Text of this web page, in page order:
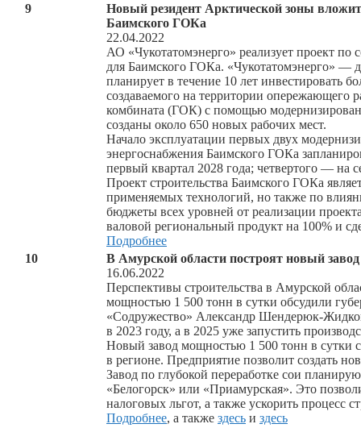
9
Новый резидент Арктической зоны
Баимского ГОКа
22.04.2022
АО «Чукотатомэнерго» реализует проект
для Баимского ГОКа. «Чукотатомэнерго» —
планирует в течение 10 лет инвестировать
создаваемого на территории опережающего
комбината (ГОК) с помощью
созданы около 650 новых рабочих мест.
Начало эксплуатации первых двух
энергоснабжения Баимского ГОКа
первый квартал 2028 года; четвертого — на
Проект строительства Баимского ГОКа
применяемых технологий, но также по
бюджеты всех уровней от реализации
валовой региональный продукт на 100% и
Подробнее
10
В Амурской области построят новый завод
16.06.2022
Перспективы строительства в Амурской
мощностью 1 500 тонн в сутки обсудили
«Содружество» Александр Шендерюк-
в 2023 году, а в 2025 уже запустить
Новый завод мощностью 1 500 тонн в сутки
в регионе. Предприятие позволит создать
Завод по глубокой переработке сои
«Белогорск» или «Приамурская». Это
налоговых льгот, а также ускорить процесс
Подробнее, а также здесь и здесь